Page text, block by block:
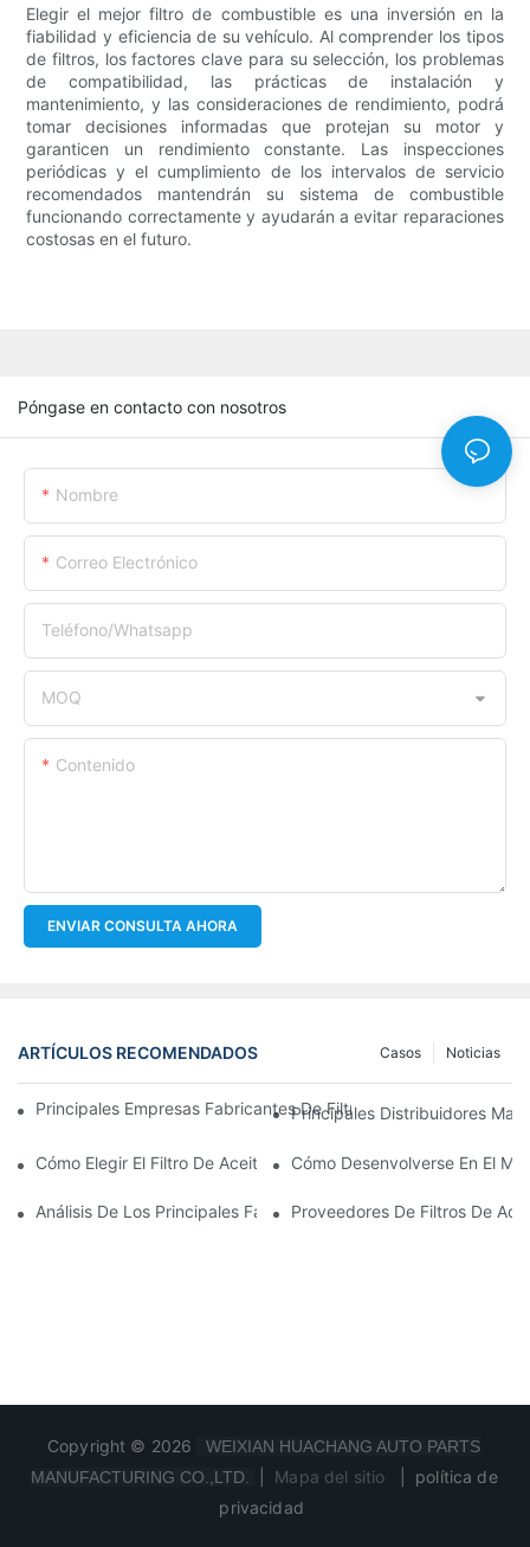
Elegir el mejor filtro de combustible es una inversión en la
fiabilidad y eficiencia de su vehículo. Al comprender los tipos
de filtros, los factores clave para su selección, los problemas
de compatibilidad, las prácticas de instalación y
mantenimiento, y las consideraciones de rendimiento, podrá
tomar decisiones informadas que protejan su motor y
garanticen un rendimiento constante. Las inspecciones
periódicas y el cumplimiento de los intervalos de servicio
recomendados mantendrán su sistema de combustible
funcionando correctamente y ayudarán a evitar reparaciones
costosas en el futuro.
Póngase en contacto con nosotros
Nombre
Correo Electrónico
Teléfono/whatsapp
MOQ
Contenido
ENVIAR CONSULTA AHORA
ARTÍCULOS RECOMENDADOS Noticias
Casos
Principales Empresas Fabricantes De Filtros De Aceite: Una
Principales Distribuidores
Cómo Elegir El Filtro De Aceite Adecuado Para Su Modelo De
Cómo Desenvolverse En El
Análisis De Los Principales Fabricantes De Filtros De Aceite Y
Proveedores De Filtros De
Copyright © 2026
WEIXIAN HUACHANG AUTO PARTS
MANUFACTURING CO.,LTD.
Mapa del sitio
política de
privacidad